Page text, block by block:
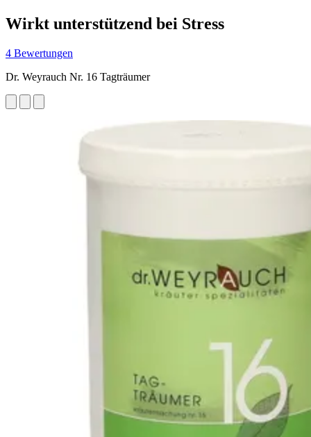
Wirkt unterstützend bei Stress
4 Bewertungen
Dr. Weyrauch Nr. 16 Tagträumer